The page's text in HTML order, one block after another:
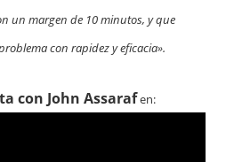
un margen de 10 minutos, y que
con rapidez y eficacia».
con John Assarafen: